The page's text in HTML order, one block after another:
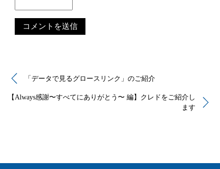
「データで見るグロースリンク」のご紹介
【Always感謝〜すべてにありがとう〜 編】クレドをご紹介し
ます